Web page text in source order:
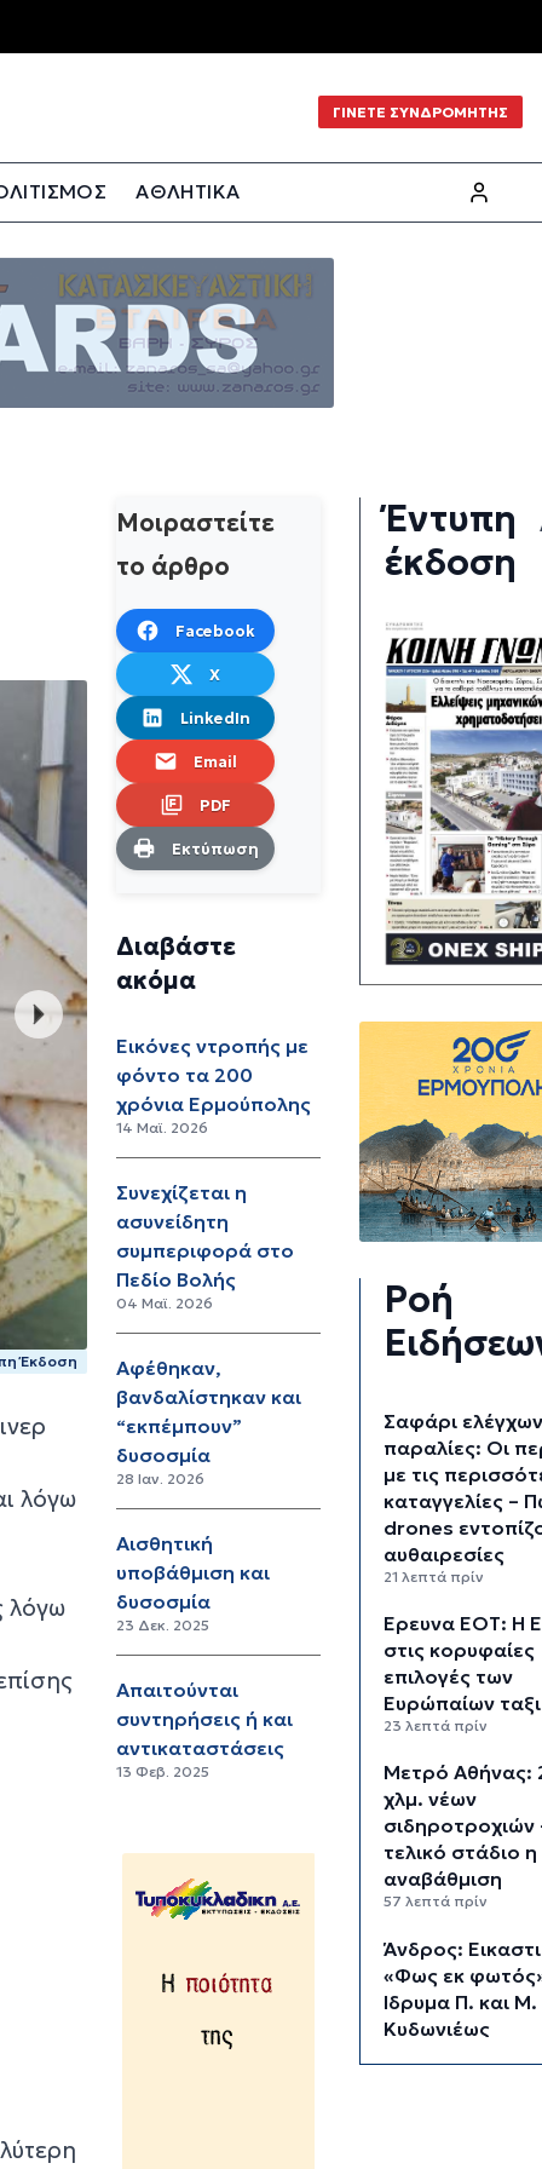
ΓΙΝΕΤΕ ΣΥΝΔΡΟΜΗΤΗΣ
ΑΘΛΗΤΙΚΑ
Έκδοση
λόγω
λόγω
Μοιραστείτε
το άρθρο
Facebook
X
LinkedIn
Email
PDF
Εκτύπωση
Διαβάστε
ακόμα
Εικόνες ντροπής με
φόντο τα 200
χρόνια Ερμούπολης
14 Μαϊ. 2026
Συνεχίζεται η
ασυνείδητη
συμπεριφορά στο
Πεδίο Βολής
04 Μαϊ. 2026
Αφέθηκαν,
βανδαλίστηκαν και
“εκπέμπουν”
δυσοσμία
28 Ιαν. 2026
Αισθητική
υποβάθμιση και
δυσοσμία
23 Δεκ. 2025
Απαιτούνται
συντηρήσεις ή και
αντικαταστάσεις
13 Φεβ. 2025
Έντυπη
έκδοση
Ροή
Σαφάρι
παραλίες: Οι
με τις
καταγγελίες –
drones
αυθαιρεσίες
21 λεπτά πρίν
Έρευνα ΕΟΤ: Η
στις κορυφαίες
επιλογές των
Ευρώπαίων
23 λεπτά πρίν
Μετρό Αθήνας:
χλμ. νέων
σιδηροτροχιών
τελικό στάδιο η
αναβάθμιση
57 λεπτά πρίν
Άνδρος:
«Φως εκ
Ίδρυμα Π. και Μ.
Κυδωνιέως